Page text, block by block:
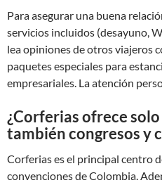
Para asegurar una buena
servicios incluidos (desayuno,
lea opiniones de otros viajeros
paquetes especiales para
empresariales. La atención
¿Corferias ofrece
también congresos y
Corferias es el principal centro
convenciones de Colombia.